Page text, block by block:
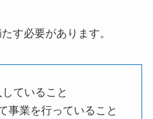
す必要があります。
ていること
事業を行っていること